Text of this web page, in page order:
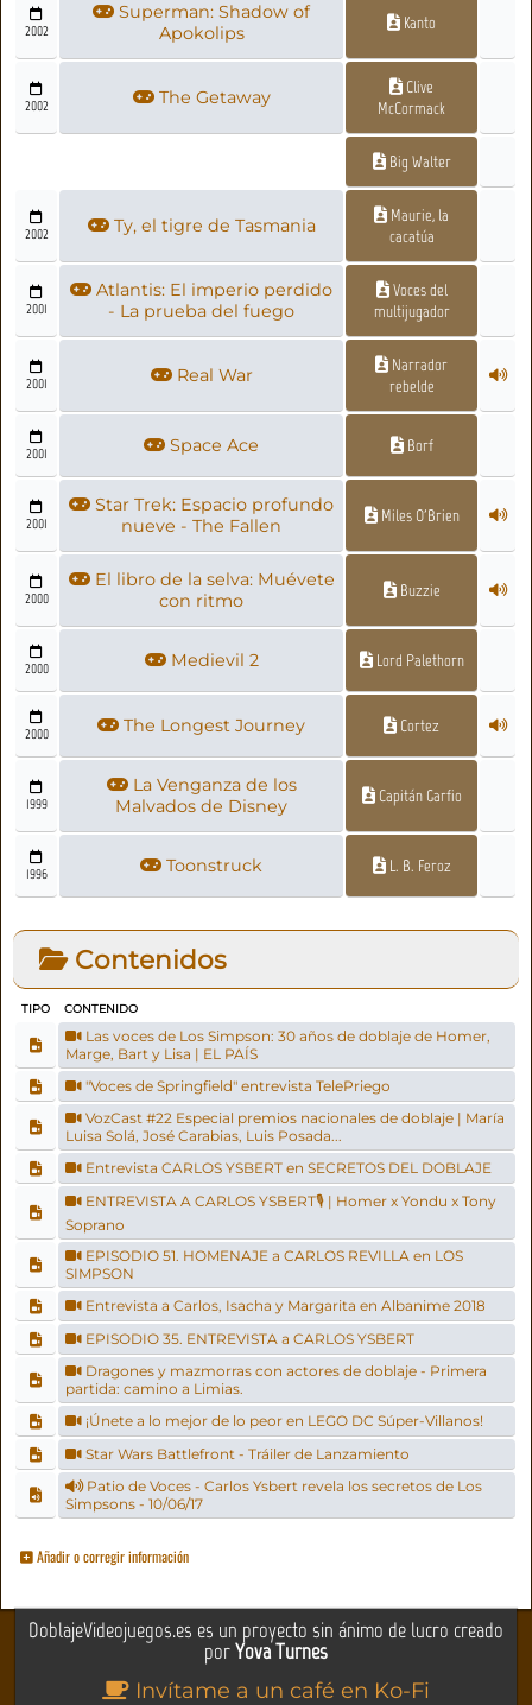
2002
Superman: Shadow of
Apokolips
Kanto
2002 The Getaway
Clive
McCormack
Big Walter
2002 Ty, el tigre de Tasmania
Maurie, la
cacatúa
2001
Atlantis: El imperio perdido
- La prueba del fuego
Voces del
multijugador
2001 Real War
Narrador
rebelde
2001 Space Ace Borf
2001
Star Trek: Espacio profundo
nueve - The Fallen
Miles O'Brien
2000
El libro de la selva: Muévete
con ritmo
Buzzie
2000 Medievil 2 Lord Palethorn
2000 The Longest Journey Cortez
1999
La Venganza de los
Malvados de Disney
Capitán Garfio
1996 Toonstruck L. B. Feroz
Contenidos
TIPO CONTENIDO
Las voces de Los Simpson: 30 años de doblaje de Homer,
Marge, Bart y Lisa | EL PAÍS
"Voces de Springfield" entrevista TelePriego
VozCast #22 Especial premios nacionales de doblaje | María
Luisa Solá, José Carabias, Luis Posada...
Entrevista CARLOS YSBERT en SECRETOS DEL DOBLAJE
ENTREVISTA A CARLOS YSBERT🎙️ | Homer x Yondu x Tony
Soprano
EPISODIO 51. HOMENAJE a CARLOS REVILLA en LOS
SIMPSON
Entrevista a Carlos, Isacha y Margarita en Albanime 2018
EPISODIO 35. ENTREVISTA a CARLOS YSBERT
Dragones y mazmorras con actores de doblaje - Primera
partida: camino a Limias.
¡Únete a lo mejor de lo peor en LEGO DC Súper-Villanos!
Star Wars Battlefront - Tráiler de Lanzamiento
Patio de Voces - Carlos Ysbert revela los secretos de Los
Simpsons - 10/06/17
Añadir o corregir información
DoblajeVideojuegos.es es un proyecto sin ánimo de lucro creado
porYova Turnes
Invítame a un café en Ko-Fi